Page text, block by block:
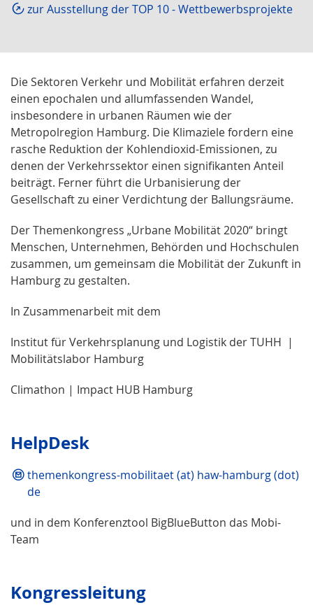
zur Ausstellung der TOP 10 - Wettbewerbsprojekte
Die Sektoren Verkehr und Mobilität erfahren derzeit
einen epochalen und allumfassenden Wandel,
insbesondere in urbanen Räumen wie der
Metropolregion Hamburg. Die Klimaziele fordern eine
rasche Reduktion der Kohlendioxid-Emissionen, zu
denen der Verkehrssektor einen signifikanten Anteil
beiträgt. Ferner führt die Urbanisierung der
Gesellschaft zu einer Verdichtung der Ballungsräume.
Der Themenkongress „Urbane Mobilität 2020“ bringt
Menschen, Unternehmen, Behörden und Hochschulen
zusammen, um gemeinsam die Mobilität der Zukunft in
Hamburg zu gestalten.
In Zusammenarbeit mit dem
Institut für Verkehrsplanung und Logistik der TUHH |
Mobilitätslabor Hamburg
Climathon | Impact HUB Hamburg
HelpDesk
themenkongress-mobilitaet (at) haw-hamburg (dot)
de
und in dem Konferenztool BigBlueButton das Mobi-
Team
Kongressleitung